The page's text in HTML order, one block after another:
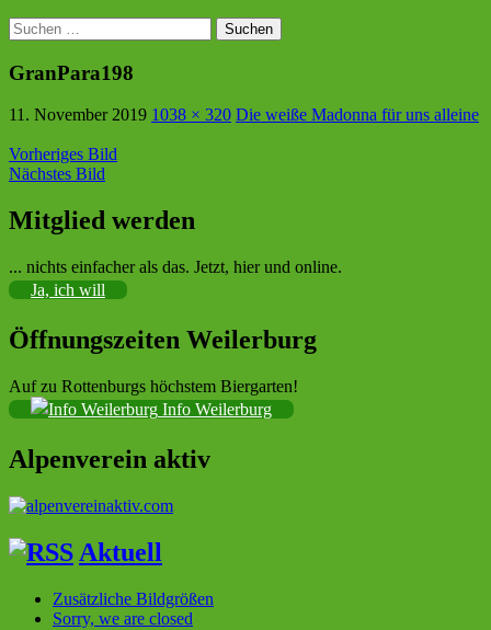
Suchen
nach:
GranPara198
11. November 2019 1038 × 320 Die weiße Madonna für uns alleine
Vorheriges Bild
Nächstes Bild
Sektion im Deutschen Alpenverein (DAV)
Mitglied werden
... nichts einfacher als das. Jetzt, hier und online.
Ja, ich will
Öffnungszeiten Weilerburg
Auf zu Rottenburgs höchstem Biergarten!
Info Weilerburg
Alpenverein aktiv
Aktuell
Zusätzliche Bildgrößen
Sorry, we are closed